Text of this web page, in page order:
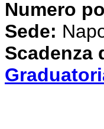
Numero
Sede:
Scadenza